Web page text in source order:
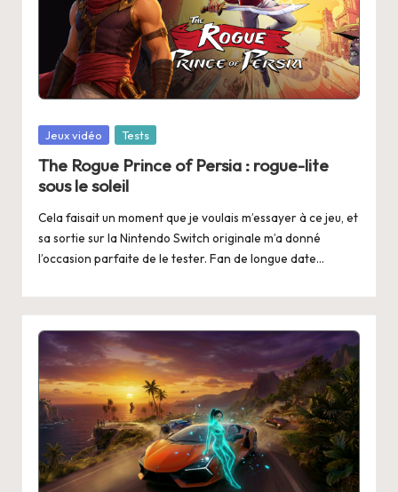
Posted
Jeux vidéo Tests
The Rogue Prince of Persia : rogue-lite
sous le soleil
Cela faisait un moment que je voulais m’essayer à ce jeu, et
sa sortie sur la Nintendo Switch originale m’a donné
l’occasion parfaite de le tester. Fan de longue date…